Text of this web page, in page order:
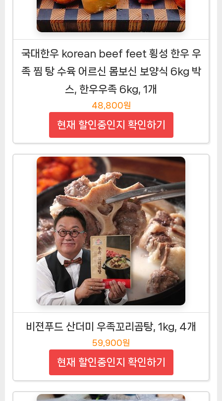
국대한우 korean beef feet 횡성 한우 우
족 찜 탕 수육 어르신 몸보신 보양식 6kg 박
스, 한우우족 6kg, 1개
48,800원
현재 할인중인지 확인하기
비젼푸드 산더미 우족꼬리곰탕, 1kg, 4개
59,900원
현재 할인중인지 확인하기